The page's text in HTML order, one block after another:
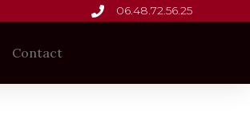
06.48.72.56.25
Contact